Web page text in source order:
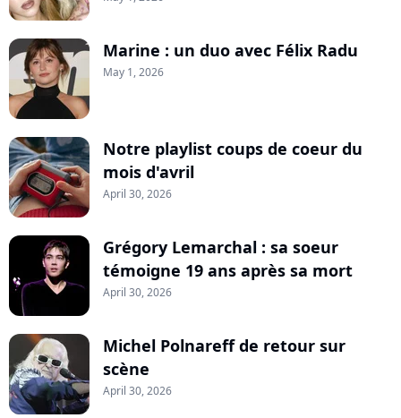
Marine : un duo avec Félix Radu
May 1, 2026
Notre playlist coups de coeur du
mois d'avril
April 30, 2026
Grégory Lemarchal : sa soeur
témoigne 19 ans après sa mort
April 30, 2026
Michel Polnareff de retour sur
scène
April 30, 2026